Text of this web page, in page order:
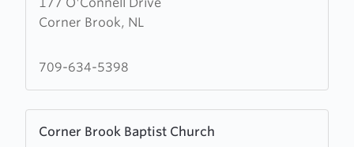
Corner Brook, NL
about
The
Army
709-634-5398
Corner Brook Baptist Church
more